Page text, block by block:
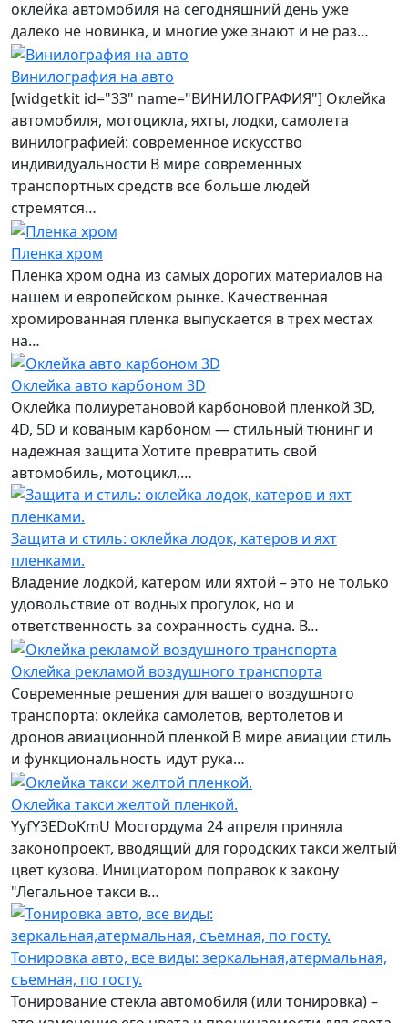
оклейка автомобиля на сегодняшний день уже
далеко не новинка, и многие уже знают и не раз…
Винилография на авто
[widgetkit id="33" name="ВИНИЛОГРАФИЯ"] Оклейка
автомобиля, мотоцикла, яхты, лодки, самолета
винилографией: современное искусство
индивидуальности В мире современных
транспортных средств все больше людей
стремятся…
Пленка хром
Пленка хром одна из самых дорогих материалов на
нашем и европейском рынке. Качественная
хромированная пленка выпускается в трех местах
на…
Оклейка авто карбоном 3D
Оклейка полиуретановой карбоновой пленкой 3D,
4D, 5D и кованым карбоном — стильный тюнинг и
надежная защита Хотите превратить свой
автомобиль, мотоцикл,…
Защита и стиль: оклейка лодок, катеров и яхт
пленками.
Владение лодкой, катером или яхтой – это не только
удовольствие от водных прогулок, но и
ответственность за сохранность судна. В…
Оклейка рекламой воздушного транспорта
Современные решения для вашего воздушного
транспорта: оклейка самолетов, вертолетов и
дронов авиационной пленкой В мире авиации стиль
и функциональность идут рука…
Оклейка такси желтой пленкой.
YyfY3EDoKmU Мосгордума 24 апреля приняла
законопроект, вводящий для городских такси желтый
цвет кузова. Инициатором поправок к закону
"Легальное такси в…
Тонировка авто, все виды: зеркальная,атермальная,
съемная, по госту.
Тонирование стекла автомобиля (или тонировка) –